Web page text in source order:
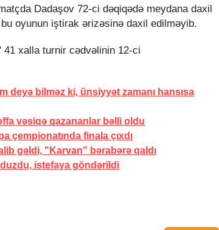
Dadaşov 72-ci dəqiqədə meydana daxil
oyunun iştirak ərizəsinə daxil edilməyib.
xalla turnir cədvəlinin 12-ci
deyə bilməz ki, ünsiyyət zamanı hansısa
vəsiqə qazananlar bəlli oldu
çempionatında finala çıxdı
gəldi, "Karvan" bərabərə qaldı
istefaya göndərildi